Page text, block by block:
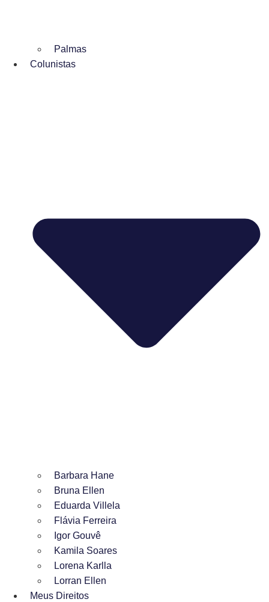
Palmas
Colunistas
Barbara Hane
Bruna Ellen
Eduarda Villela
Flávia Ferreira
Igor Gouvê
Kamila Soares
Lorena Karlla
Lorran Ellen
Meus Direitos